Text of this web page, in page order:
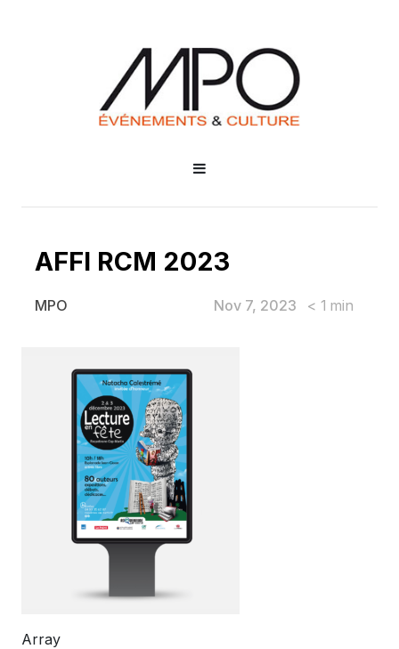
AFFI RCM 2023
MPO Nov 7, 2023 < 1 min
AFFI RCM 2023
Array